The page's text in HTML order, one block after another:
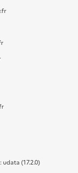
(17.2.0)